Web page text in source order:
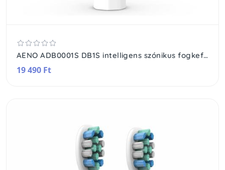
AENO ADB0001S DB1S intelligens szónikus fogkefe, 46000 rezgés/perc, SMART, 4 üzemmód, 3 felhasználó, akkumulátoros, IPX7
19 490 Ft